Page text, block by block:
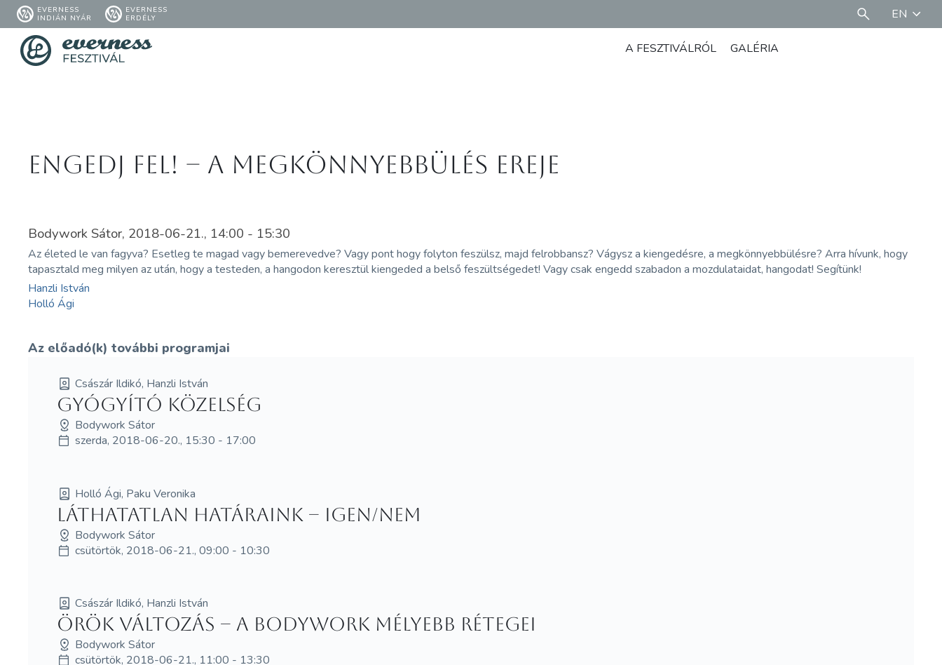
EVERNESS
INDIÁN NYÁR
EVERNESS
ERDÉLY
EN
A FESZTIVÁLRÓL GALÉRIA
Engedj fel! – A megkönnyebbülés ereje
Bodywork Sátor, 2018-06-21., 14:00 - 15:30
Az életed le van fagyva? Esetleg te magad vagy bemerevedve? Vagy pont hogy folyton feszülsz, majd felrobbansz? Vágysz a kiengedésre, a megkönnyebbülésre? Arra hívunk, hogy
tapasztald meg milyen az után, hogy a testeden, a hangodon keresztül kiengeded a belső feszültségedet! Vagy csak engedd szabadon a mozdulataidat, hangodat! Segítünk!
Hanzli István
Holló Ági
Az előadó(k) további programjai
Császár Ildikó, Hanzli István
Gyógyító közelség
Bodywork Sátor
szerda, 2018-06-20., 15:30 - 17:00
Holló Ági, Paku Veronika
Láthatatlan határaink – igen/nem
Bodywork Sátor
csütörtök, 2018-06-21., 09:00 - 10:30
Császár Ildikó, Hanzli István
Örök változás – A Bodywork mélyebb rétegei
Bodywork Sátor
csütörtök, 2018-06-21., 11:00 - 13:30